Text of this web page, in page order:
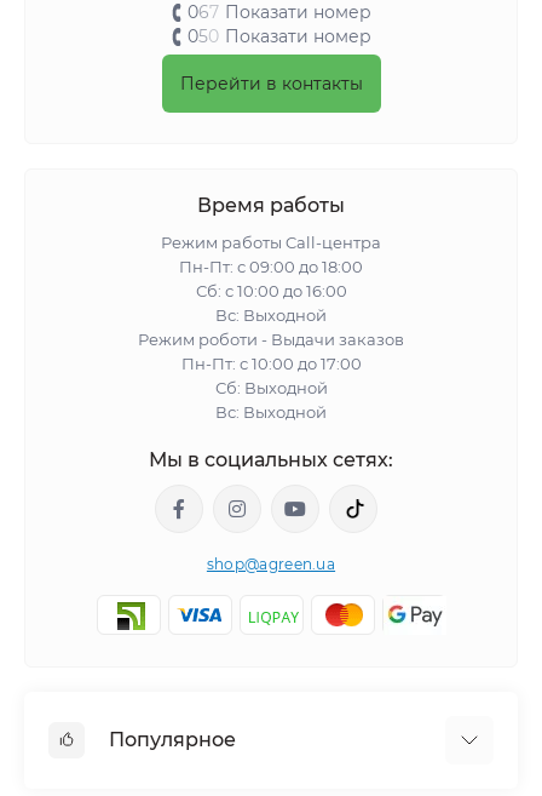
067 Показати номер
050 Показати номер
Перейти в контакты
Время работы
Режим работы Call-центра
Пн-Пт: с 09:00 до 18:00
Сб: с 10:00 до 16:00
Вс: Выходной
Режим роботи - Выдачи заказов
Пн-Пт: с 10:00 до 17:00
Сб: Выходной
Вс: Выходной
Мы в социальных сетях:
shop@agreen.ua
Популярное